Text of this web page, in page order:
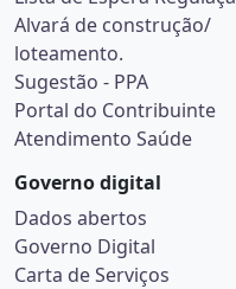
Sugestão - PPA
Portal do Contribuinte
Atendimento Saúde
Governo digital
Governo Digital
Carta de Serviços
Mapa do Site
Política de Privacidade